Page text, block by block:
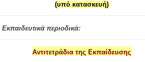
(υπό κατασκευή)
Εκπαιδευτικά περιοδικά:
Αντιτετράδια της Εκπαίδευσης